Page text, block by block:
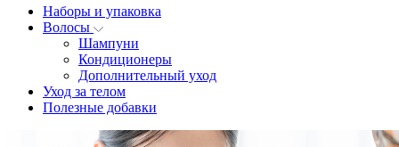
Наборы и упаковка
Волосы
Шампуни
Кондиционеры
Дополнительный уход
Уход за телом
Полезные добавки